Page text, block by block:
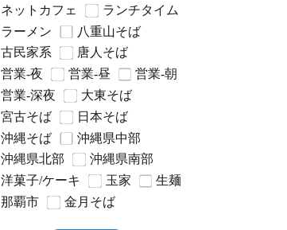
ネットカフェ
ランチタイム
ラーメン
八重山そば
古民家系
唐人そば
営業-夜
営業-昼
営業-朝
営業-深夜
大東そば
宮古そば
日本そば
沖縄そば
沖縄県中部
沖縄県北部
沖縄県南部
洋菓子/ケーキ
玉家
生麺
那覇市
金月そば